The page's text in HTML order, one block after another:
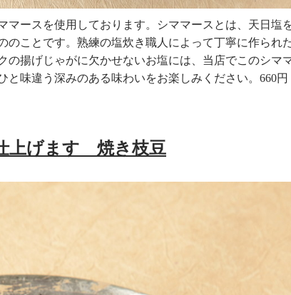
マースを使用しております。シママースとは、天日塩
のことです。熟練の塩炊き職人によって丁寧に作られ
の揚げじゃがに欠かせないお塩には、当店でこのシマ
味違う深みのある味わいをお楽しみください。660円
上げます 焼き枝豆